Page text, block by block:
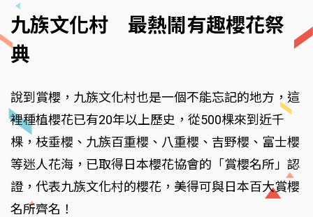
九族文化村 最熱鬧有趣櫻花祭
典
說到賞櫻，九族文化村也是一個不能忘記的地方，這
裡種植櫻花已有20年以上歷史，從500棵來到近千
棵，枝垂櫻、九族百重櫻、八重櫻、吉野櫻、富士櫻
等迷人花海，已取得日本櫻花協會的「賞櫻名所」認
證，代表九族文化村的櫻花，美得可與日本百大賞櫻
名所齊名！